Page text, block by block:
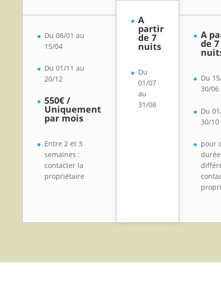
Du 08/01 au
15/04
Du 01/11 au
20/12
550€ /
Uniquement
par mois
Entre 2 et 3
semaines :
contacter la
propriétaire
A
partir
de 7
nuits
Du
01/07
au
31/08
A
de 7
Du
30/06
Du
30/10
pour